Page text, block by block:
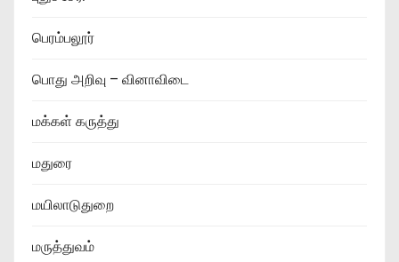
பெரம்பலூர்
பொது அறிவு – வினாவிடை
மக்கள் கருத்து
மதுரை
மயிலாடுதுறை
மருத்துவம்